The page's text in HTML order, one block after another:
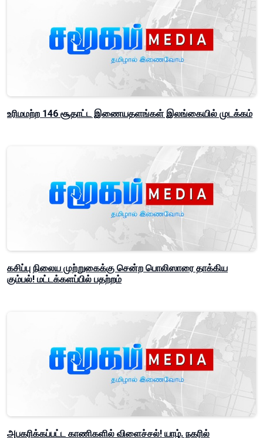
உரிமமற்ற 146 சூதாட்ட இணையதளங்கள் இலங்கையில் முடக்கம்
கசிப்பு நிலைய முற்றுகைக்கு சென்ற பொலிஸாரை தாக்கிய
கும்பல்! மட்டக்களப்பில் பதற்றம்
அபகரிக்கப்பட்ட காணிகளில் விளைச்சல்! யாழ். நகரில்